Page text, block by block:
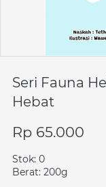
Seri Fauna
Hebat
Rp 65.000
Stok: 0
Berat: 200g